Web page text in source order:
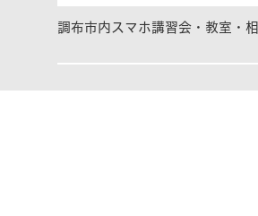
調布市内スマホ講習会・教室・